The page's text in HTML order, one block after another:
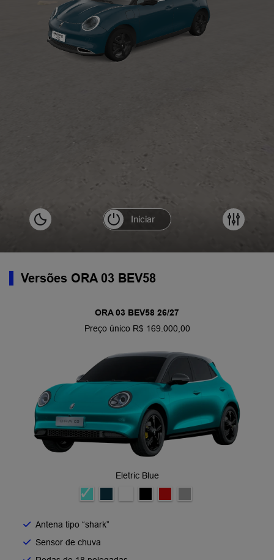
Versões ORA 03 BEV58
ORA 03 BEV58 26/27
Preço único R$ 169.000,00
Eletric Blue
Antena tipo “shark”
Sensor de chuva